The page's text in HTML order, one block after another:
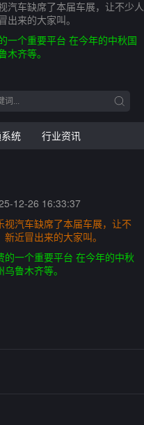
汽车缺席了本届车展，让不少人
来的大家叫。
一个重要平台 在今年的中秋国
齐等。
统 行业资讯
12-26 16:33:37
汽车缺席了本届车展，让不
近冒出来的大家叫。
一个重要平台 在今年的中秋
鲁木齐等。